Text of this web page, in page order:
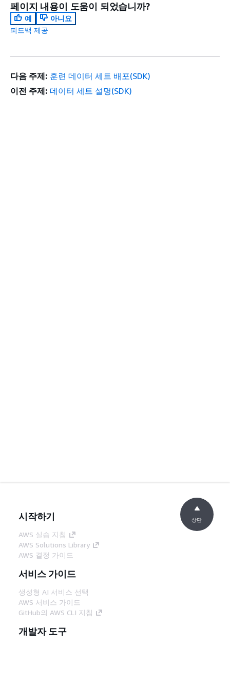
페이지 내용이 도움이 되었습니까?
예
아니요
피드백 제공
다음 주제: 훈련 데이터 세트 배포(SDK)
이전 주제: 데이터 세트 설명(SDK)
시작하기
AWS 실습 지침
AWS Solutions Library
AWS 결정 가이드
서비스 가이드
생성형 AI 서비스 선택
AWS 서비스 가이드
GitHub의 AWS CLI 지침
개발자 도구
상단